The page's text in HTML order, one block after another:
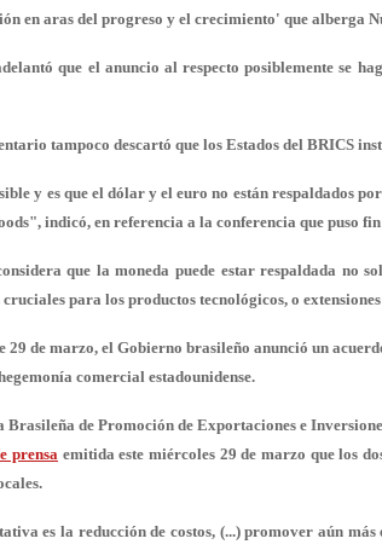
en aras del progreso y el crecimiento' que alberga
que el anuncio al respecto posiblemente se
tampoco descartó que los Estados del BRICS
y es que el dólar y el euro no están respaldados
indicó, en referencia a la conferencia que puso
que la moneda puede estar respaldada no
para los productos tecnológicos, o
29 de marzo, el Gobierno brasileño anunció un
comercial estadounidense.
Brasileña de Promoción de Exportaciones e
prensa emitida este miércoles 29 de marzo que los
es la reducción de costos, (...) promover aún